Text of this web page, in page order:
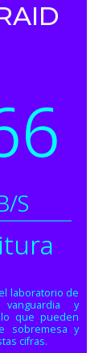
S
laboratorio de
y
que pueden
sobremesa y
cifras.